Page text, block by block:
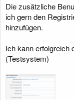
Die zusätzliche
ich gern den
hinzufügen.
Ich kann erfolgreich
(Testsystem)